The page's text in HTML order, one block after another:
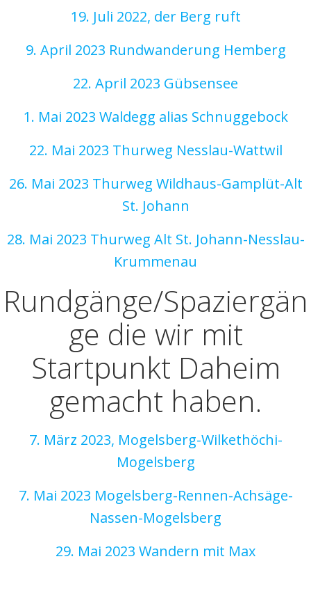
19. Juli 2022, der Berg ruft
9. April 2023 Rundwanderung Hemberg
22. April 2023 Gübsensee
1. Mai 2023 Waldegg alias Schnuggebock
22. Mai 2023 Thurweg Nesslau-Wattwil
26. Mai 2023 Thurweg Wildhaus-Gamplüt-Alt
St. Johann
28. Mai 2023 Thurweg Alt St. Johann-Nesslau-
Krummenau
Rundgänge/Spaziergän
ge die wir mit
Startpunkt Daheim
gemacht haben.
7. März 2023, Mogelsberg-Wilkethöchi-
Mogelsberg
7. Mai 2023 Mogelsberg-Rennen-Achsäge-
Nassen-Mogelsberg
29. Mai 2023 Wandern mit Max